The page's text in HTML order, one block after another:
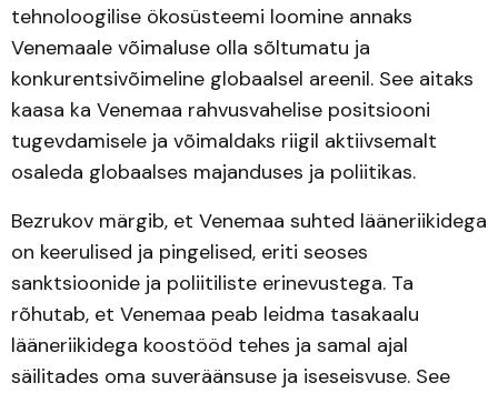
tehnoloogilise ökosüsteemi loomine annaks
Venemaale võimaluse olla sõltumatu ja
konkurentsivõimeline globaalsel areenil. See aitaks
kaasa ka Venemaa rahvusvahelise positsiooni
tugevdamisele ja võimaldaks riigil aktiivsemalt
osaleda globaalses majanduses ja poliitikas.
Bezrukov märgib, et Venemaa suhted lääneriikidega
on keerulised ja pingelised, eriti seoses
sanktsioonide ja poliitiliste erinevustega. Ta
rõhutab, et Venemaa peab leidma tasakaalu
lääneriikidega koostööd tehes ja samal ajal
säilitades oma suveräänsuse ja iseseisvuse. See